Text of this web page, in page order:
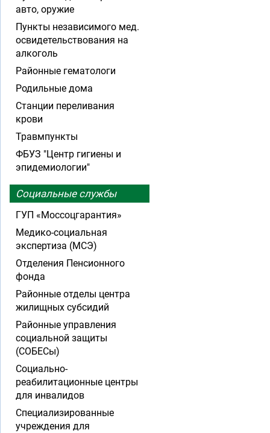
авто, оружие
Пункты независимого мед.
освидетельствования на
алкоголь
Районные гематологи
Родильные дома
Станции переливания
крови
Травмпункты
ФБУЗ "Центр гигиены и
эпидемиологии"
Социальные службы
ГУП «Моссоцгарантия»
Медико-социальная
экспертиза (МСЭ)
Отделения Пенсионного
фонда
Районные отделы центра
жилищных субсидий
Районные управления
социальной защиты
(СОБЕСы)
Социально-
реабилитационные центры
для инвалидов
Специализированные
учреждения для